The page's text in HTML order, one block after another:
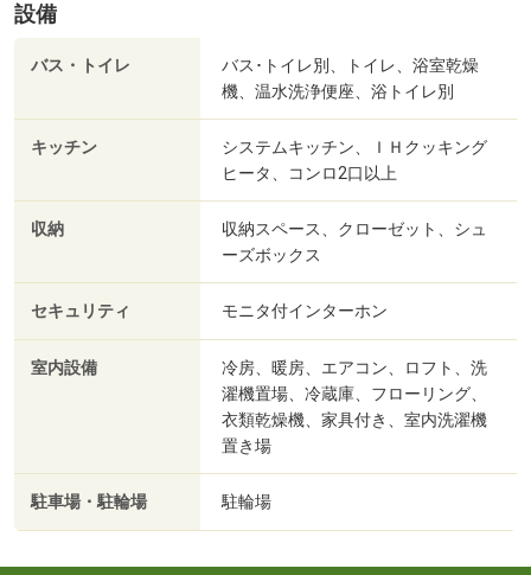
設備
バス・トイレ
バス･トイレ別、トイレ、浴室乾燥
機、温水洗浄便座、浴トイレ別
キッチン
システムキッチン、ＩＨクッキング
ヒータ、コンロ2口以上
収納
収納スペース、クローゼット、シュ
ーズボックス
セキュリティ モニタ付インターホン
室内設備
冷房、暖房、エアコン、ロフト、洗
濯機置場、冷蔵庫、フローリング、
衣類乾燥機、家具付き、室内洗濯機
置き場
駐車場・駐輪場 駐輪場